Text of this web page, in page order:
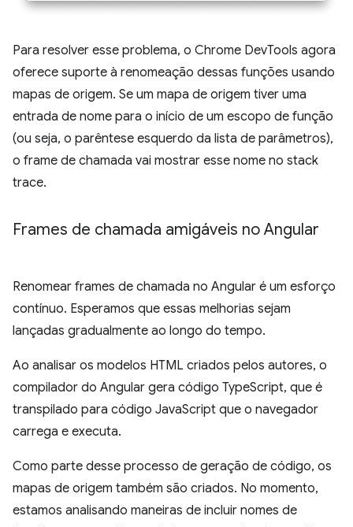
Para resolver esse problema, o Chrome DevTools agora
oferece suporte à renomeação dessas funções usando
mapas de origem. Se um mapa de origem tiver uma
entrada de nome para o início de um escopo de função
(ou seja, o parêntese esquerdo da lista de parâmetros),
o frame de chamada vai mostrar esse nome no stack
trace.
Frames de chamada amigáveis no Angular
Renomear frames de chamada no Angular é um esforço
contínuo. Esperamos que essas melhorias sejam
lançadas gradualmente ao longo do tempo.
Ao analisar os modelos HTML criados pelos autores, o
compilador do Angular gera código TypeScript, que é
transpilado para código JavaScript que o navegador
carrega e executa.
Como parte desse processo de geração de código, os
mapas de origem também são criados. No momento,
estamos analisando maneiras de incluir nomes de